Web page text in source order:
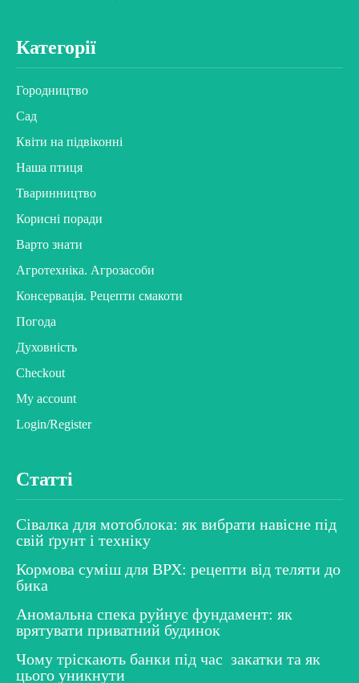
Категорії
Городництво
Сад
Квіти на підвіконні
Наша птиця
Тваринництво
Корисні поради
Варто знати
Агротехніка. Агрозасоби
Консервація. Рецепти смакоти
Погода
Духовність
Checkout
My account
Login/Register
Статті
Сівалка для мотоблока: як вибрати навісне під
свій ґрунт і техніку
Кормова суміш для ВРХ: рецепти від теляти до
бика
Аномальна спека руйнує фундамент: як
врятувати приватний будинок
Чому тріскають банки під час закатки та як
цього уникнути